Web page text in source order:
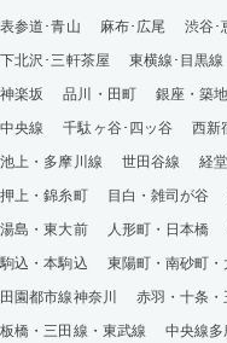
表参道･青山 麻布･広尾 渋谷･
下北沢･三軒茶屋
東横線･目黒線
神楽坂
品川・田町 銀座・築地
中央線
千駄ヶ谷･四ッ谷 西新
池上・多摩川線
世田谷線 経
押上・錦糸町
目白・雑司が谷
湯島・東大前
人形町・日本橋
駒込・本駒込
東陽町・南砂町・
田園都市線神奈川
赤羽・十条・
板橋・三田線・東武線
中央線多